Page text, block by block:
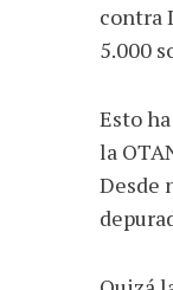
contra
5.000
Esto
la
Desde